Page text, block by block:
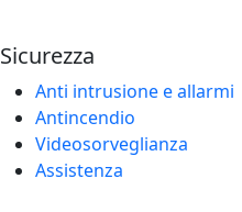
Sicurezza
Anti intrusione e allarmi
Antincendio
Videosorveglianza
Assistenza